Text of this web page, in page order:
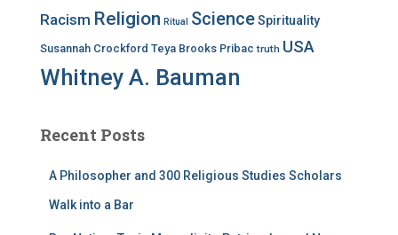
Racism Religion Ritual ScienceSpirituality
Susannah Crockford Teya Brooks Pribac truth USA
Whitney A. Bauman
Recent Posts
A Philosopher and 300 Religious Studies Scholars
Walk into a Bar